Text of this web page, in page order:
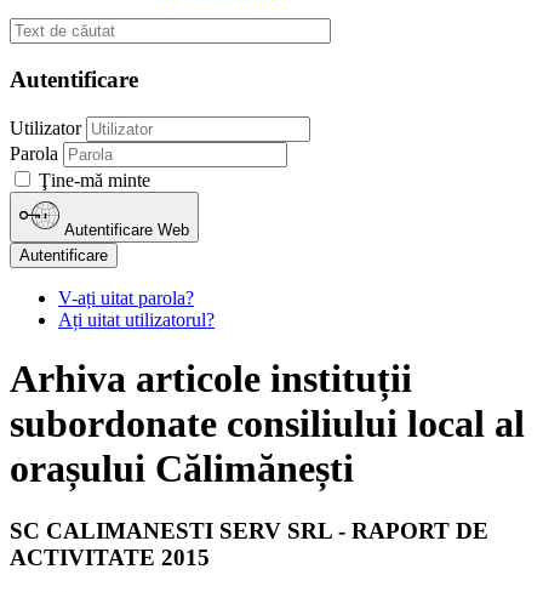
Autentificare
Utilizator
Parola
Ţine-mă minte
Autentificare Web
Autentificare
V-ați uitat parola?
Ați uitat utilizatorul?
Arhiva articole instituții
subordonate consiliului local al
orașului Călimănești
SC CALIMANESTI SERV SRL - RAPORT DE
ACTIVITATE 2015